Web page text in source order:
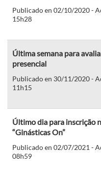
Publicado en 02/10/2020 -
15h28
Última semana para
presencial
Publicado en 30/11/2020 -
11h15
Último dia para inscrição
“Ginásticas On”
Publicado en 02/07/2021 -
08h59